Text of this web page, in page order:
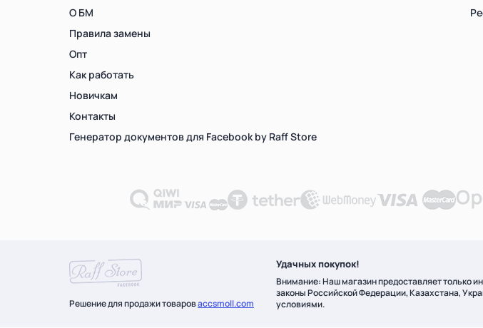
О БМ
Правила замены
Опт
Как работать
Новичкам
Контакты
Генератор документов для Facebook by Raff Store
Решение для продажи товаровaccsmoll.com
Удачных покупок!
Внимание: Наш магазин предоставляет только
законы Российской Федерации, Казахстана,
условиями.